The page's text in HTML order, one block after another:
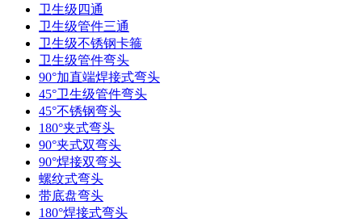
卫生级四通
卫生级管件三通​
卫生级不锈钢卡箍
卫生级管件弯头
90°加直端焊接式弯头
45°卫生级管件弯头
45°不锈钢弯头
180°夹式弯头
90°夹式双弯头
90°焊接双弯头
螺纹式弯头
带底盘弯头
180°焊接式弯头